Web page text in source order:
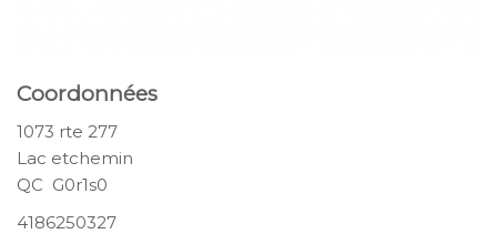
Coordonnées
1073 rte 277
Lac etchemin
QC G0r1s0
4186250327